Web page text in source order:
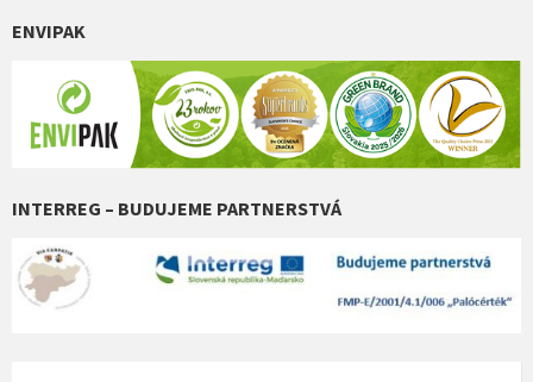
ENVIPAK
INTERREG – BUDUJEME PARTNERSTVÁ